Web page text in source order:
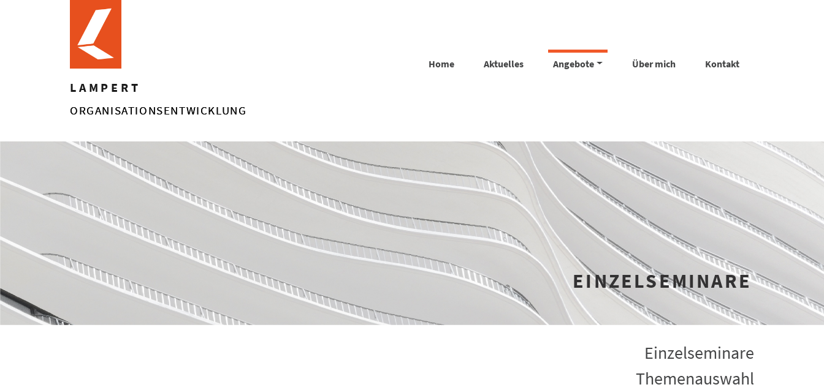
LAMPERT
ORGANISATIONSENTWICKLUNG
Home Aktuelles Angebote Über mich Kontakt
EINZELSEMINARE
Einzelseminare
Themenauswahl
darin geschult, durch eine klare und respektvolle Gesprächsführung Arbeitgeber- wie auch Mitarbeiterinteressen angemessen zu
berücksichtigen und tragfähige Lösungen für die Gesunderhaltung Ihrer Mitarbeitenden zu entwickeln.
Egal, ob Führungskraft, Mitarbeitender oder einfach nur Mensch; Sie alle erleben auch stürmische Zeiten im täglichen Alltag.
Gerade dann hilft Resilienz! Im Seminar ermitteln wir eigene Stärken und Ressourcen, fragen nach Sinn und eigenen Werten,
üben Abgrenzung vor übertriebenen Ansprüchen Anderer und holen Freude in den eigenen Alltag zurück. Damit Sie den Boden
unter den Füßen stets behalten.